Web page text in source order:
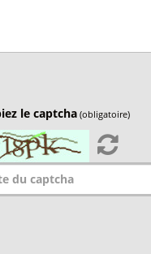
le captcha(obligatoire)